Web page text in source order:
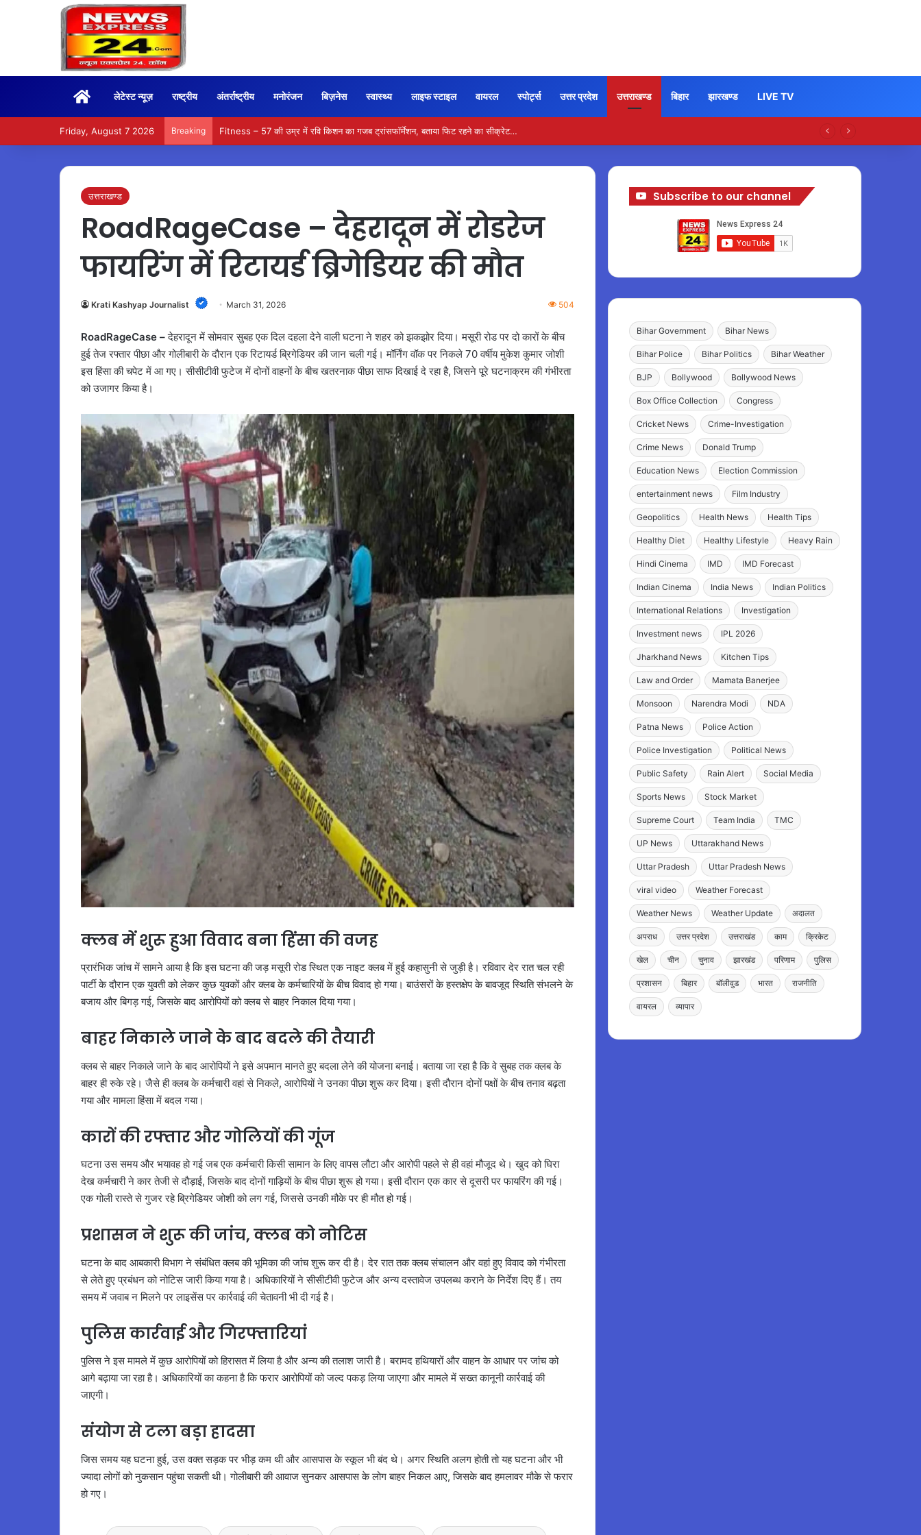
Homeलेटेस्ट न्यूज़ राष्ट्रीय अंतर्राष्ट्रीय मनोरंजन बिज़नेस स्वास्थ्य लाइफ स्टाइल वायरल स्पोर्ट्स उत्तर प्रदेश उत्तराखण्ड बिहार झारखण्ड LIVE TV
Friday, August 7 2026 Breaking Fitness – 57 की उम्र में रवि किशन का गजब ट्रांसफॉर्मेशन, बताया फिट रहने का सीक्रेट…
उत्तराखण्ड
RoadRageCase – देहरादून में रोडरेज
फायरिंग में रिटायर्ड ब्रिगेडियर की मौत
Krati Kashyap Journalist March 31, 2026 504
RoadRageCase –देहरादून में सोमवार सुबह एक दिल दहला देने वाली घटना ने शहर को झकझोर दिया। मसूरी रोड पर दो कारों के बीच
हुई तेज रफ्तार पीछा और गोलीबारी के दौरान एक रिटायर्ड ब्रिगेडियर की जान चली गई। मॉर्निंग वॉक पर निकले 70 वर्षीय मुकेश कुमार जोशी
इस हिंसा की चपेट में आ गए। सीसीटीवी फुटेज में दोनों वाहनों के बीच खतरनाक पीछा साफ दिखाई दे रहा है, जिसने पूरे घटनाक्रम की गंभीरता
को उजागर किया है।
क्लब में शुरू हुआ विवाद बना हिंसा की वजह
प्रारंभिक जांच में सामने आया है कि इस घटना की जड़ मसूरी रोड स्थित एक नाइट क्लब में हुई कहासुनी से जुड़ी है। रविवार देर रात चल रही
पार्टी के दौरान एक युवती को लेकर कुछ युवकों और क्लब के कर्मचारियों के बीच विवाद हो गया। बाउंसरों के हस्तक्षेप के बावजूद स्थिति संभलने के
बजाय और बिगड़ गई, जिसके बाद आरोपियों को क्लब से बाहर निकाल दिया गया।
बाहर निकाले जाने के बाद बदले की तैयारी
क्लब से बाहर निकाले जाने के बाद आरोपियों ने इसे अपमान मानते हुए बदला लेने की योजना बनाई। बताया जा रहा है कि वे सुबह तक क्लब के
बाहर ही रुके रहे। जैसे ही क्लब के कर्मचारी वहां से निकले, आरोपियों ने उनका पीछा शुरू कर दिया। इसी दौरान दोनों पक्षों के बीच तनाव बढ़ता
गया और मामला हिंसा में बदल गया।
कारों की रफ्तार और गोलियों की गूंज
घटना उस समय और भयावह हो गई जब एक कर्मचारी किसी सामान के लिए वापस लौटा और आरोपी पहले से ही वहां मौजूद थे। खुद को घिरा
देख कर्मचारी ने कार तेजी से दौड़ाई, जिसके बाद दोनों गाड़ियों के बीच पीछा शुरू हो गया। इसी दौरान एक कार से दूसरी पर फायरिंग की गई।
एक गोली रास्ते से गुजर रहे ब्रिगेडियर जोशी को लग गई, जिससे उनकी मौके पर ही मौत हो गई।
प्रशासन ने शुरू की जांच, क्लब को नोटिस
घटना के बाद आबकारी विभाग ने संबंधित क्लब की भूमिका की जांच शुरू कर दी है। देर रात तक क्लब संचालन और वहां हुए विवाद को गंभीरता
से लेते हुए प्रबंधन को नोटिस जारी किया गया है। अधिकारियों ने सीसीटीवी फुटेज और अन्य दस्तावेज उपलब्ध कराने के निर्देश दिए हैं। तय
समय में जवाब न मिलने पर लाइसेंस पर कार्रवाई की चेतावनी भी दी गई है।
पुलिस कार्रवाई और गिरफ्तारियां
पुलिस ने इस मामले में कुछ आरोपियों को हिरासत में लिया है और अन्य की तलाश जारी है। बरामद हथियारों और वाहन के आधार पर जांच को
आगे बढ़ाया जा रहा है। अधिकारियों का कहना है कि फरार आरोपियों को जल्द पकड़ लिया जाएगा और मामले में सख्त कानूनी कार्रवाई की
जाएगी।
संयोग से टला बड़ा हादसा
जिस समय यह घटना हुई, उस वक्त सड़क पर भीड़ कम थी और आसपास के स्कूल भी बंद थे। अगर स्थिति अलग होती तो यह घटना और भी
ज्यादा लोगों को नुकसान पहुंचा सकती थी। गोलीबारी की आवाज सुनकर आसपास के लोग बाहर निकल आए, जिसके बाद हमलावर मौके से फरार
हो गए।
Subscribe to our channel
Bihar Government Bihar News
Bihar Police Bihar Politics Bihar Weather
BJP Bollywood Bollywood News
Box Office Collection Congress
Cricket News Crime-Investigation
Crime News Donald Trump
Education News Election Commission
entertainment news Film Industry
Geopolitics Health News Health Tips
Healthy Diet Healthy Lifestyle Heavy Rain
Hindi Cinema IMD IMD Forecast
Indian Cinema India News Indian Politics
International Relations Investigation
Investment news IPL 2026
Jharkhand News Kitchen Tips
Law and Order Mamata Banerjee
Monsoon Narendra Modi NDA
Patna News Police Action
Police Investigation Political News
Public Safety Rain Alert Social Media
Sports News Stock Market
Supreme Court Team India TMC
UP News Uttarakhand News
Uttar Pradesh Uttar Pradesh News
viral video Weather Forecast
Weather News Weather Update अदालत
अपराध उत्तर प्रदेश उत्तराखंड काम क्रिकेट
खेल चीन चुनाव झारखंड परिणाम पुलिस
प्रशासन बिहार बॉलीवुड भारत राजनीति
वायरल व्यापार